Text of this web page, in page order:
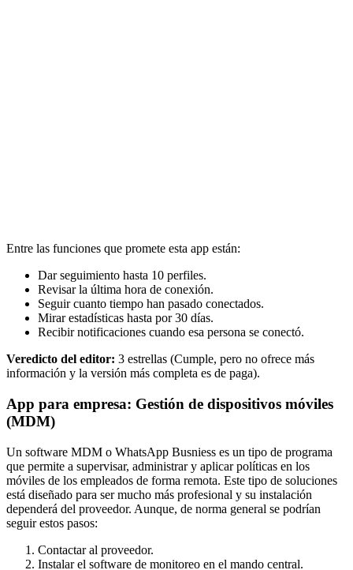
Entre las funciones que promete esta app están:
Dar seguimiento hasta 10 perfiles.
Revisar la última hora de conexión.
Seguir cuanto tiempo han pasado conectados.
Mirar estadísticas hasta por 30 días.
Recibir notificaciones cuando esa persona se conectó.
Veredicto del editor: 3 estrellas (Cumple, pero no ofrece más
información y la versión más completa es de paga).
App para empresa: Gestión de dispositivos móviles
(MDM)
Un software MDM o WhatsApp Busniess es un tipo de programa
que permite a supervisar, administrar y aplicar políticas en los
móviles de los empleados de forma remota. Este tipo de soluciones
está diseñado para ser mucho más profesional y su instalación
dependerá del proveedor. Aunque, de norma general se podrían
seguir estos pasos:
Contactar al proveedor.
Instalar el software de monitoreo en el mando central.